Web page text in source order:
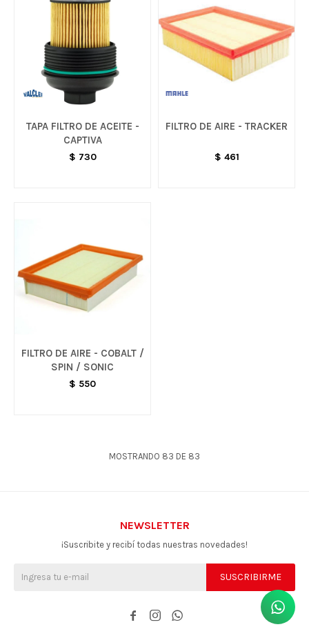
TAPA FILTRO DE ACEITE -
CAPTIVA
$ 730
FILTRO DE AIRE - TRACKER
$ 461
FILTRO DE AIRE - COBALT /
SPIN / SONIC
$ 550
MOSTRANDO 83 DE 83
NEWSLETTER
¡Suscribite y recibí todas nuestras novedades!
SUSCRIBIRME
  